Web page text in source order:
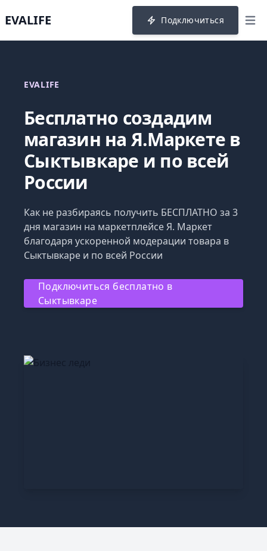
EVALIFE Подключиться menu
EVALIFE
Бесплатно создадим
магазин на Я.Маркете в
Сыктывкаре и по всей
России
Как не разбираясь получить БЕСПЛАТНО за 3
дня магазин на маркетплейсе Я. Маркет
благодаря ускоренной модерации товара в
Сыктывкаре и по всей России
Подключиться бесплатно в
Сыктывкаре